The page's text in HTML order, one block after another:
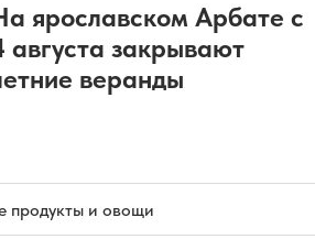
ярославском Арбате с
августа закрывают
веранды
продукты и овощи